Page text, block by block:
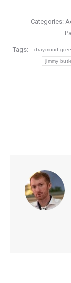
Categories:
Tags: draymond
jimmy